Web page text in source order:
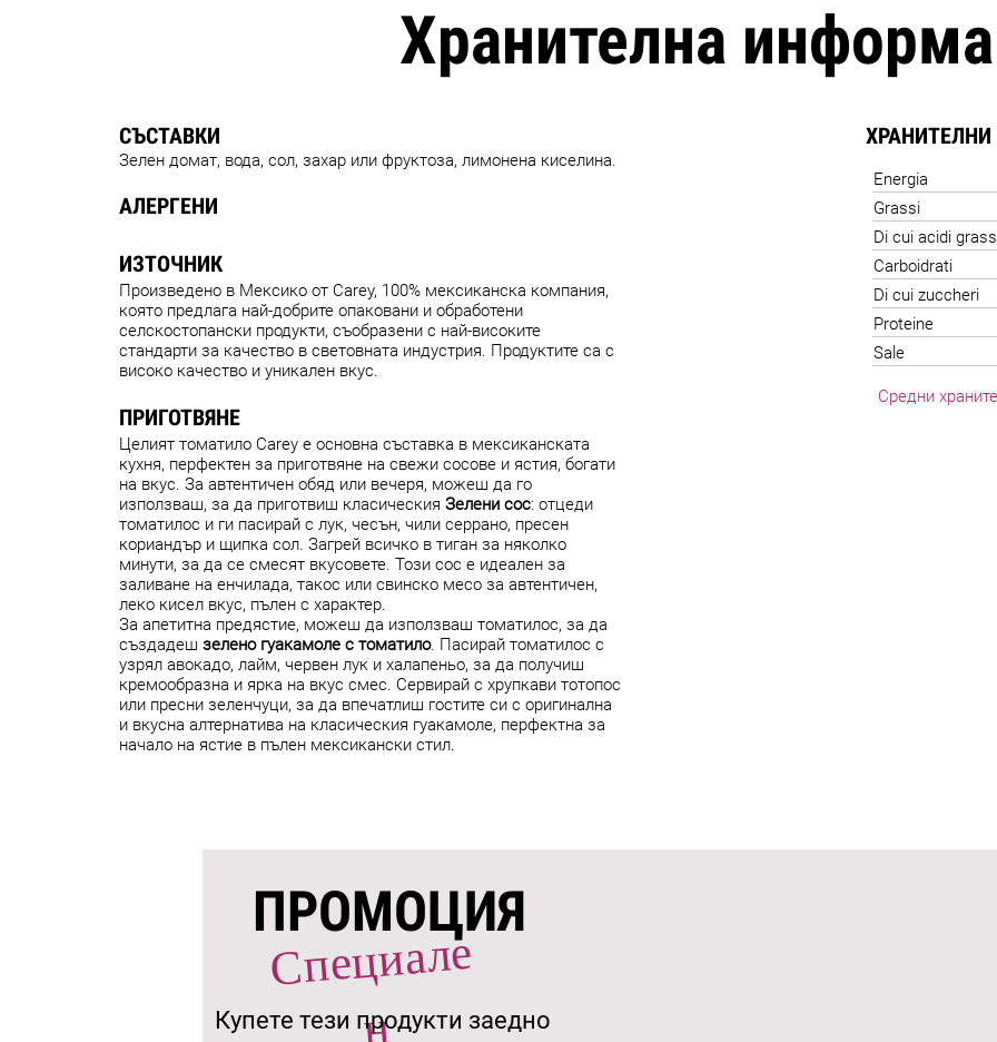
Хранителна
СЪСТАВКИ
Зелен домат, вода, сол, захар или фруктоза, лимонена киселина.
АЛЕРГЕНИ
ИЗТОЧНИК
Произведено в Мексико от Carey, 100% мексиканска компания,
която предлага най-добрите опаковани и обработени
селскостопански продукти, съобразени с най-високите
стандарти за качество в световната индустрия. Продуктите са с
високо качество и уникален вкус.
ПРИГОТВЯНЕ
Целият томатило Carey е основна съставка в мексиканската
кухня, перфектен за приготвяне на свежи сосове и ястия, богати
на вкус. За автентичен обяд или вечеря, можеш да го
използваш, за да приготвиш класическия Зелени сос: отцеди
томатилос и ги пасирай с лук, чесън, чили серрано, пресен
кориандър и щипка сол. Загрей всичко в тиган за няколко
минути, за да се смесят вкусовете. Този сос е идеален за
заливане на енчилада, такос или свинско месо за автентичен,
леко кисел вкус, пълен с характер.
За апетитна предястие, можеш да използваш томатилос, за да
създадеш зелено гуакамоле с томатило. Пасирай томатилос с
узрял авокадо, лайм, червен лук и халапеньо, за да получиш
кремообразна и ярка на вкус смес. Сервирай с хрупкави тотопос
или пресни зеленчуци, за да впечатлиш гостите си с оригинална
и вкусна алтернатива на класическия гуакамоле, перфектна за
начало на ястие в пълен мексикански стил.
Energia
Grassi
Di cui acidi
Carboidrati
Di cui zuccheri
Proteine
Sale
Средни
ПРОМОЦИЯ
С
пе
ц
иале
н
Купете тези продукти заедно